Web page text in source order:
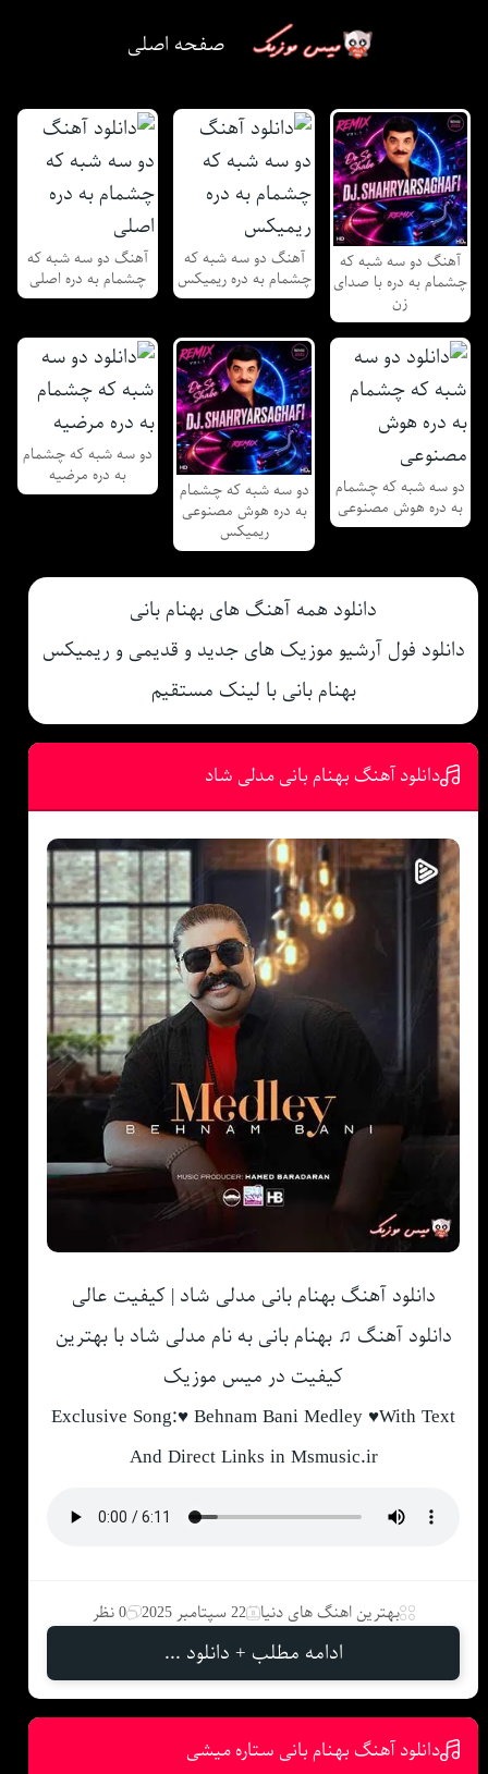
صفحه اصلی
آهنگ دو سه شبه که
چشمام به دره با صدای
زن
آهنگ دو سه شبه که
چشمام به دره ریمیکس
آهنگ دو سه شبه که
چشمام به دره اصلی
دو سه شبه که چشمام
به دره هوش مصنوعی
دو سه شبه که چشمام
به دره هوش مصنوعی
ریمیکس
دو سه شبه که چشمام
به دره مرضیه
دانلود همه آهنگ های بهنام بانی
دانلود فول آرشیو موزیک های جدید و قدیمی و ریمیکس
بهنام بانی با لینک مستقیم
دانلود آهنگ بهنام بانی مدلی شاد
دانلود آهنگ بهنام بانی مدلی شاد | کیفیت عالی
دانلود آهنگ ♫ بهنام بانی به نام مدلی شاد با بهترین
کیفیت در میس موزیک
Exclusive Song:♥ Behnam Bani Medley ♥With Text
And Direct Links in Msmusic.ir
بهترین اهنگ های دنیا 22 سپتامبر 2025 0 نظر
ادامه مطلب + دانلود ...
دانلود آهنگ بهنام بانی ستاره میشی